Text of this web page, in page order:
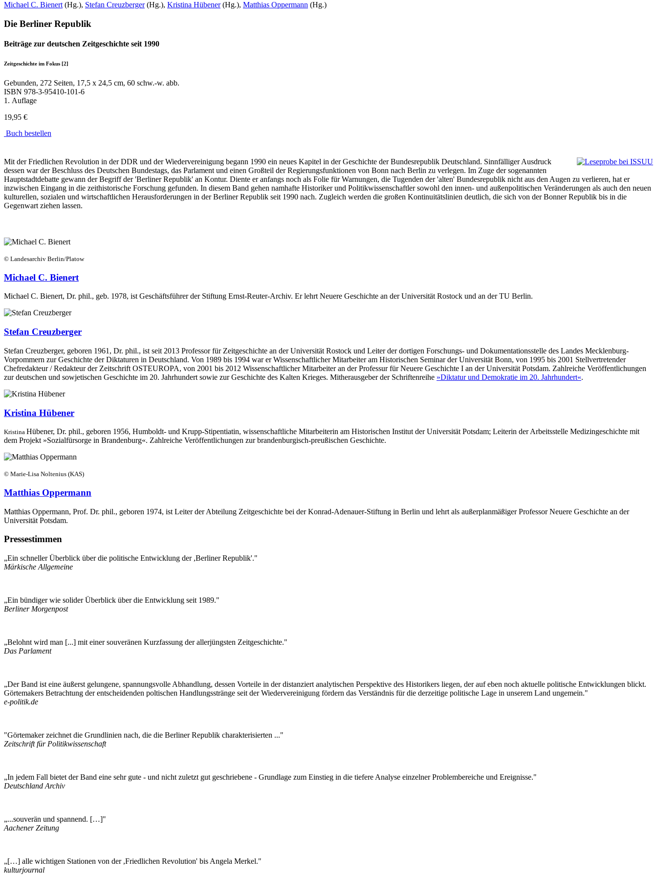
Michael C. Bienert (Hg.), Stefan Creuzberger(Hg.), Kristina Hübener(Hg.), Matthias Oppermann (Hg.)
Die Berliner Republik
Beiträge zur deutschen Zeitgeschichte seit 1990
Zeitgeschichte im Fokus [2]
Gebunden, 272 Seiten, 17,5 x 24,5 cm, 60 schw.-w. abb.
ISBN 978-3-95410-101-6
1. Auflage
19,95 €
Buch bestellen
Mit der Friedlichen Revolution in der DDR und der Wiedervereinigung begann 1990 ein neues Kapitel in der Geschichte der Bundesrepublik Deutschland. Sinnfälliger Ausdruck
dessen war der Beschluss des Deutschen Bundestags, das Parlament und einen Großteil der Regierungsfunktionen von Bonn nach Berlin zu verlegen. Im Zuge der sogenannten
Hauptstadtdebatte gewann der Begriff der 'Berliner Republik' an Kontur. Diente er anfangs noch als Folie für Warnungen, die Tugenden der 'alten' Bundesrepublik nicht aus den Augen zu verlieren, hat er
inzwischen Eingang in die zeithistorische Forschung gefunden. In diesem Band gehen namhafte Historiker und Politikwissenschaftler sowohl den innen- und außenpolitischen Veränderungen als auch den neuen
kulturellen, sozialen und wirtschaftlichen Herausforderungen in der Berliner Republik seit 1990 nach. Zugleich werden die großen Kontinuitätslinien deutlich, die sich von der Bonner Republik bis in die
Gegenwart ziehen lassen.
© Landesarchiv Berlin/Platow
Michael C. Bienert
Michael C. Bienert, Dr. phil., geb. 1978, ist Geschäftsführer der Stiftung Ernst-Reuter-Archiv. Er lehrt Neuere Geschichte an der Universität Rostock und an der TU Berlin.
Stefan Creuzberger
Stefan Creuzberger, geboren 1961, Dr. phil., ist seit 2013 Professor für Zeitgeschichte an der Universität Rostock und Leiter der dortigen Forschungs- und Dokumentationsstelle des Landes Mecklenburg-
Vorpommern zur Geschichte der Diktaturen in Deutschland. Von 1989 bis 1994 war er Wissenschaftlicher Mitarbeiter am Historischen Seminar der Universität Bonn, von 1995 bis 2001 Stellvertretender
Chefredakteur / Redakteur der Zeitschrift OSTEUROPA, von 2001 bis 2012 Wissenschaftlicher Mitarbeiter an der Professur für Neuere Geschichte I an der Universität Potsdam. Zahlreiche Veröffentlichungen
zur deutschen und sowjetischen Geschichte im 20. Jahrhundert sowie zur Geschichte des Kalten Krieges. Mitherausgeber der Schriftenreihe »Diktatur und Demokratie im 20. Jahrhundert«.
Kristina Hübener
Kristina Hübener, Dr. phil., geboren 1956, Humboldt- und Krupp-Stipentiatin, wissenschaftliche Mitarbeiterin am Historischen Institut der Universität Potsdam; Leiterin der Arbeitsstelle Medizingeschichte mit
dem Projekt »Sozialfürsorge in Brandenburg«. Zahlreiche Veröffentlichungen zur brandenburgisch-preußischen Geschichte.
© Marie-Lisa Noltenius (KAS)
Matthias Oppermann
Matthias Oppermann, Prof. Dr. phil., geboren 1974, ist Leiter der Abteilung Zeitgeschichte bei der Konrad-Adenauer-Stiftung in Berlin und lehrt als außerplanmäßiger Professor Neuere Geschichte an der
Universität Potsdam.
Pressestimmen
„Ein schneller Überblick über die politische Entwicklung der ,Berliner Republik'."
Märkische Allgemeine
„Ein bündiger wie solider Überblick über die Entwicklung seit 1989."
Berliner Morgenpost
„Belohnt wird man [...] mit einer souveränen Kurzfassung der allerjüngsten Zeitgeschichte."
Das Parlament
„Der Band ist eine äußerst gelungene, spannungsvolle Abhandlung, dessen Vorteile in der distanziert analytischen Perspektive des Historikers liegen, der auf eben noch aktuelle politische Entwicklungen blickt.
Görtemakers Betrachtung der entscheidenden poltischen Handlungsstränge seit der Wiedervereinigung fördern das Verständnis für die derzeitige politische Lage in unserem Land ungemein."
e-politik.de
"Görtemaker zeichnet die Grundlinien nach, die die Berliner Republik charakterisierten ..."
Zeitschrift für Politikwissenschaft
„In jedem Fall bietet der Band eine sehr gute - und nicht zuletzt gut geschriebene - Grundlage zum Einstieg in die tiefere Analyse einzelner Problembereiche und Ereignisse."
Deutschland Archiv
„...souverän und spannend. […]"
Aachener Zeitung
„[…] alle wichtigen Stationen von der ,Friedlichen Revolution' bis Angela Merkel."
kulturjournal